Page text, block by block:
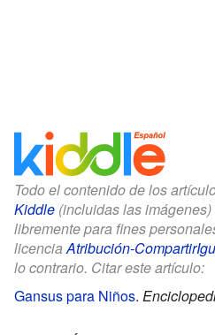
Todo el contenido de los
Kiddle (incluidas las
libremente para fines
licenciaAtribución-
lo contrario. Citar este artículo:
Gansus para Niños.